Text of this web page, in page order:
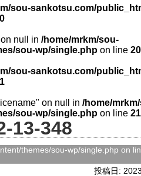
sou-sankotsu.com/
null in /home/mrkm/sou-
sou-wp/single.php on line 20
sou-sankotsu.com/
on null in /home/
sou-wp/single.php on line 21
13-348
themes/sou-wp/single.php on
投稿日: